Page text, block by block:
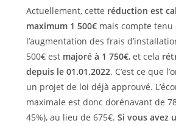
Actuellement, cette réduction est
maximum 1 500€ mais compte tenu
l’augmentation des frais
500€ est majoré à 1 750€, et cela
depuis le 01.01.2022. C’est ce que
un projet de loi déjà approuvé.
maximale est donc dorénavant de
45%), au lieu de 675€. Si vous avez